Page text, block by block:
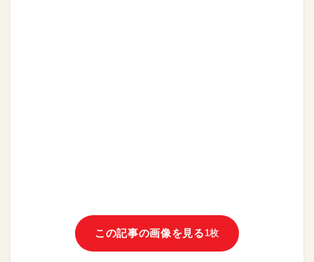
この記事の画像を見る 1枚